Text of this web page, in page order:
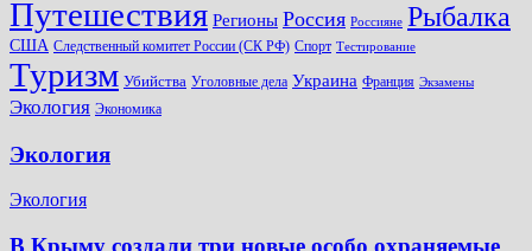
Путешествия Регионы Россия Россияне Рыбалка
США Следственный комитет России (СК РФ) Спорт Тестирование
Туризм Убийства Уголовные дела Украина Франция Экзамены
Экология Экономика
Экология
Экология
В Крыму создали три новые особо охраняемые